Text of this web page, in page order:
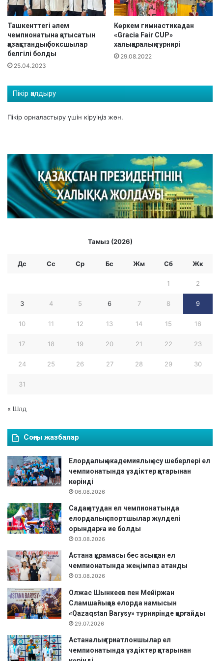
с
е
к
т
е
р
а
а
н
а
а
қ
с
т
а
е
п
о
н
а
т
я
қ
т
л
д
ы
к
ү
н
і
Ташкенттегі әлем
чемпионатына қатысатын
қазақстандық боксшылар
белгілі болды
25.04.2023
Көркем гимнастикадан
«Gracia Fair CUP»
халықаралық турнирі
29.08.2022
Пікір қалдыру
Пікір орналастыру үшін кіруіңіз жөн.
Тамыз (2026)
Дс Сс Ср Бc Жм Сб Жк
1 2
3 4 5 6 7 8 9
10 11 12 13 14 15 16
17 18 19 20 21 22 23
24 25 26 27 28 29 30
31
« Шлд
Соңғы жазбалар
Елордалық академиялық есу шеберлері ел
чемпионатында үздіктер қатарынан
көрінді
06.08.2026
Садақ атудан ел чемпионатында
елордалық спортшылар жүлделі
орындарға ие болды
03.08.2026
Астана құрамасы бес асықтан ел
чемпионатында жеңімпаз атанды
03.08.2026
Олжас Шынкеев пен Мейіржан
Сламшайықов елорда намысын
«Qazaqstan Barysy» турнирінде қорғайды
29.07.2026
Астаналық триатлоншылар ел
чемпионатында үздіктер қатарынан